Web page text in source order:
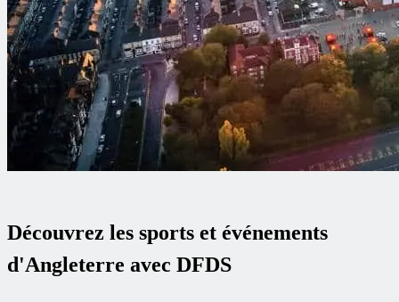
Découvrez les sports et événements
d'Angleterre avec DFDS